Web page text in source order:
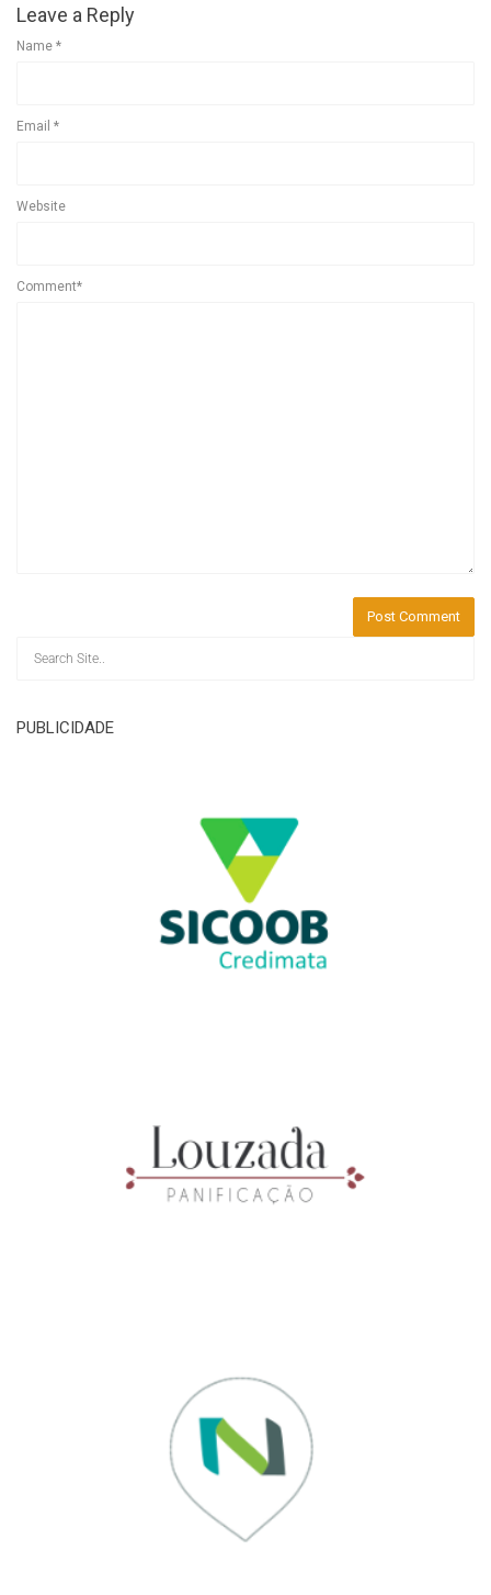
Leave a Reply
Name *
Email *
Website
Comment*
PUBLICIDADE